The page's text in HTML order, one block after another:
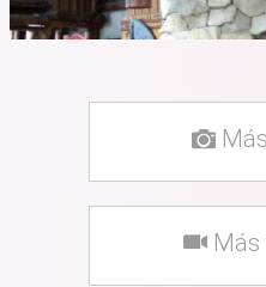
Más